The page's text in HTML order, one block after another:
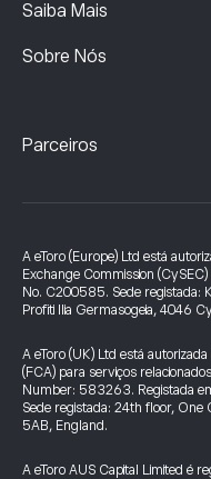
Saiba Mais
Sobre Nós
Parceiros
A eToro (Europe) Ltd está
Exchange Commission
No. C200585. Sede registada:
Profiti Ilia Germasogeia, 4046
A eToro (UK) Ltd está
(FCA) para serviços
Number: 583263. Registada
Sede registada: 24th floor, One
5AB, England.
A eToro AUS Capital Limited é